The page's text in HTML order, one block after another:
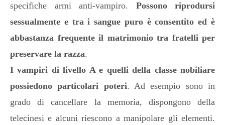
specifiche armi anti-vampiro. Possono riprodursi
sessualmente e tra i sangue puro è consentito ed è
abbastanza frequente il matrimonio tra fratelli per
preservare la razza.
I vampiri di livello A e quelli della classe nobiliare
possiedono particolari poteri. Ad esempio sono in
grado di cancellare la memoria, dispongono della
telecinesi e alcuni riescono a manipolare gli elementi.